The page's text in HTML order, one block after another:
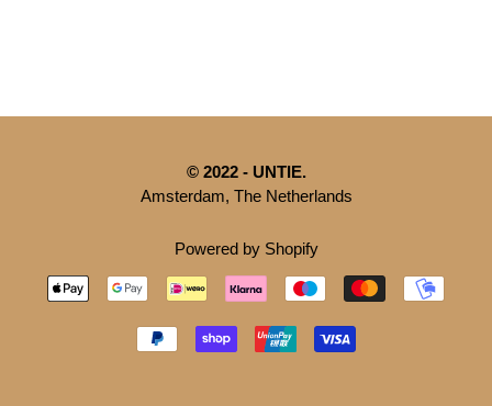
© 2022 - UNTIE.
Amsterdam, The Netherlands
Powered by Shopify